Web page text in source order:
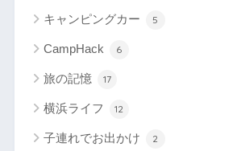
キャンピングカー 5
CampHack 6
旅の記憶 17
横浜ライフ 12
子連れでお出かけ 2